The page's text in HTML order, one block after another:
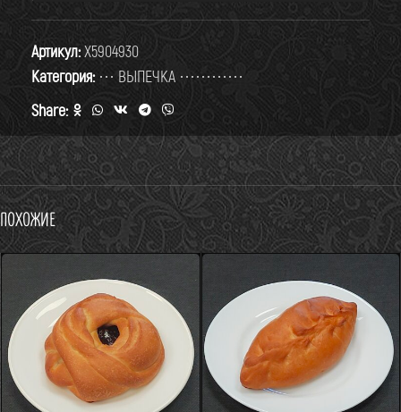
Артикул:X5904930
Категория: ··· ВЫПЕЧКА ············
Share:
Похожие